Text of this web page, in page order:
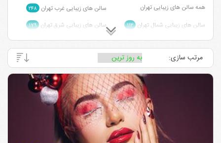
همه سالن های زیبایی تهران سالن های زیبایی غرب تهران ۲۴۸
سالن های زیبایی شمال تهران ۱۱۲ سالن های زیبایی شرق تهران ۱۷۹
سالن های زیبایی شمال غرب تهران ۱ سالن های زیبایی شمال شرق تهران ۲
سالن های زیبایی احمد آباد مستوفی
تهران ۱
سالن های زیبایی مرکز تهران ۳۹ سالن های زیبایی جنوب تهران ۲۹
سالن های زیبایی تهرانسر تهران ۱ سالن های زیبایی سعادت آباد تهران
۲۰
سالن های زیبایی پاسداران تهران ۱
مرتب سازی: